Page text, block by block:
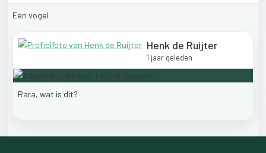
Een vogel
Henk de Ruijter
1 jaar geleden
Rara, wat is dit?